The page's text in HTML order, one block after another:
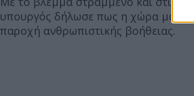
υπουργός δήλωσε πως η χώρα μας
παροχή ανθρωπιστικής βοήθειας.